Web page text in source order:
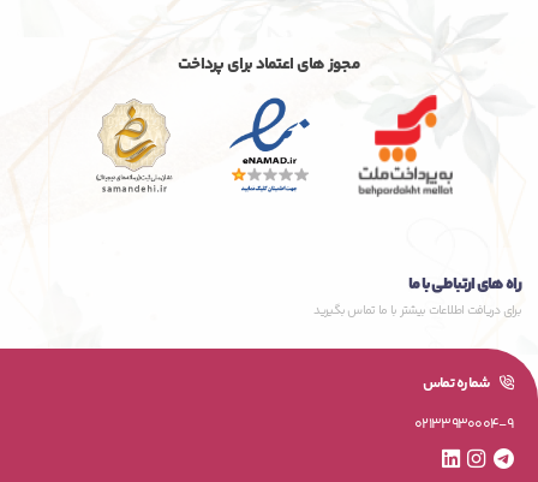
مجوز های اعتماد برای پرداخت
راه های ارتباطی با ما
برای دریافت اطلاعات بیشتر با ما تماس بگیرید
شماره تماس
02133930004-9